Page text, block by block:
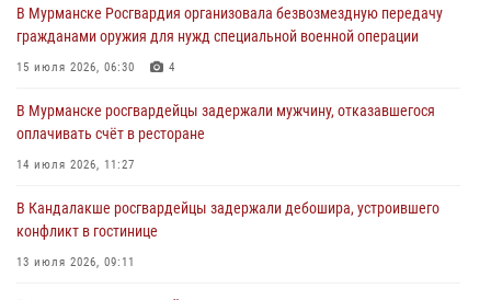
30 июля 2026, 14:05
В Управлении Росгвардии по Мурманской области состоялось
равноапостольного великого князя Владимира
29 июля 2026, 12:17 4
баре на улице Орликовой
29 июля 2026, 09:34
В Мурманске Росгвардия организовала безвозмездную передачу
гражданами оружия для нужд специальной военной операции
15 июля 2026, 06:30 4
В Мурманске росгвардейцы задержали мужчину, отказавшегося
оплачивать счёт в ресторане
14 июля 2026, 11:27
В Кандалакше росгвардейцы задержали дебошира, устроившего
конфликт в гостинице
13 июля 2026, 09:11